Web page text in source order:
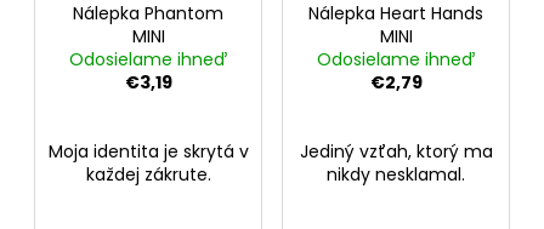
Nálepka Phantom
MINI
Odosielame ihneď
€3,19
Moja identita je skrytá v
každej zákrute.
Nálepka Heart Hands
MINI
Odosielame ihneď
€2,79
Jediný vzťah, ktorý ma
nikdy nesklamal.